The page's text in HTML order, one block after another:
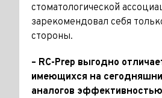
стоматологической
зарекомендовал себя
стороны.
– RC-Prep выгодно
имеющихся на
аналогов